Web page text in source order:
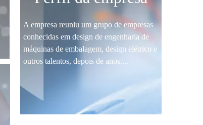
A empresa reuniu um grupo de empresas
conhecidas em design de engenharia de
máquinas de embalagem, design elétrico e
outros talentos, depois de anos....